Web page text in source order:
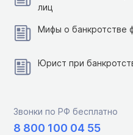
лиц
Мифы о банкротстве
Юрист при
Звонки по РФ бесплатно
8 800 100 04 55